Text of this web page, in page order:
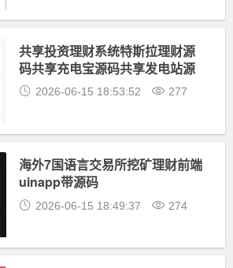
共享投资理财系统特斯拉理财源
码共享充电宝源码共享发电站源
码uinapp前端带源码
2026-06-15 18:53:52 277
海外7国语言交易所挖矿理财前端
uinapp带源码
2026-06-15 18:49:37 274